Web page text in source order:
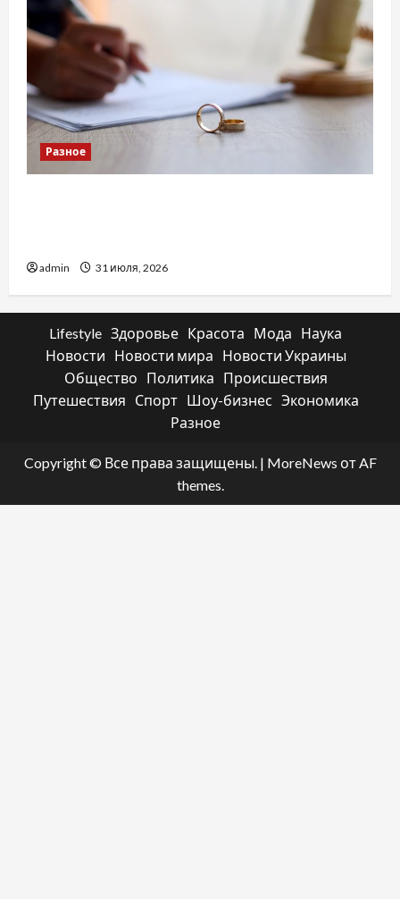
Разное
admin 31 июля, 2026
Lifestyle Здоровье Красота Мода
Наука
Новости
Новости мира
Новости Украины
Общество
Политика
Происшествия
Путешествия
Спорт Шоу-бизнес Экономика
Разное
Copyright © Все права защищены. | MoreNews от AF
themes.